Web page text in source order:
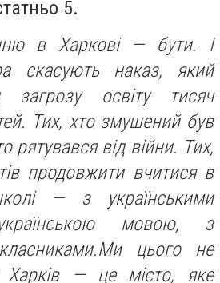
5.
в Харкові — бути. І
скасують наказ, який
загрозу освіту тисяч
Тих, хто змушений був
рятувався від війни. Тих,
продовжити вчитися в
— з українськими
мовою, з
цього не
— це місто, яке